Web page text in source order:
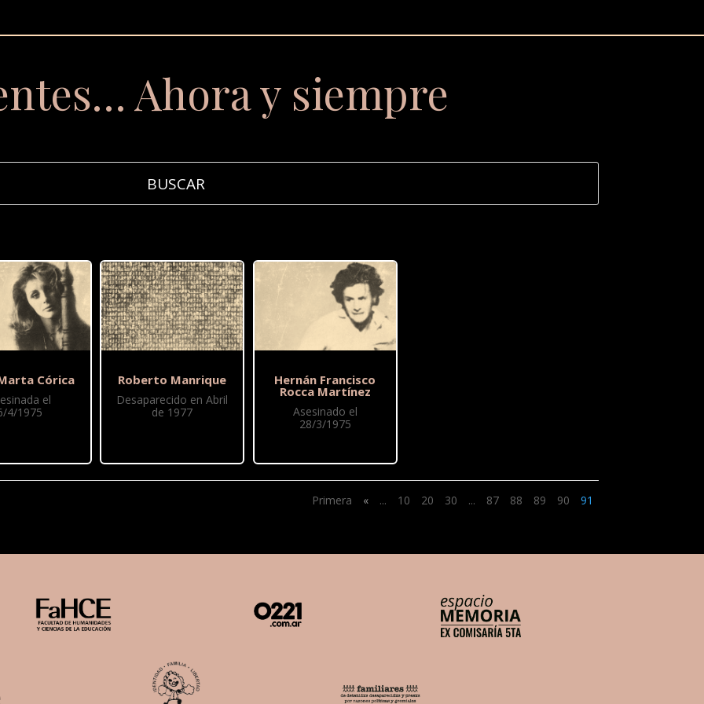
Ahora y siempre
Córica
el
4/1975
Roberto Manrique
Desaparecido en Abril
de 1977
Hernán Francisco
Rocca Martínez
Asesinado el
28/3/1975
Primera « ... 10 20 30 ... 87 88 89 90 91